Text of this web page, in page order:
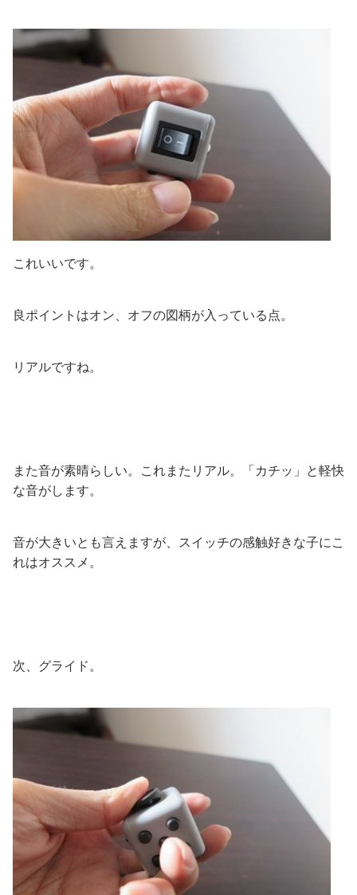
これいいです。
良ポイントはオン、オフの図柄が入っている点。
リアルですね。
また音が素晴らしい。これまたリアル。「カチッ」と軽快
な音がします。
音が大きいとも言えますが、スイッチの感触好きな子にこ
れはオススメ。
次、グライド。